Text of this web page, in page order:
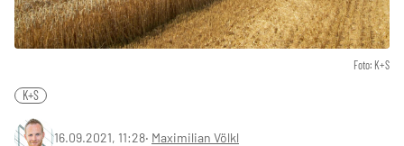
Foto: K+S
K+S
16.09.2021, 11:28‧ Maximilian Völkl